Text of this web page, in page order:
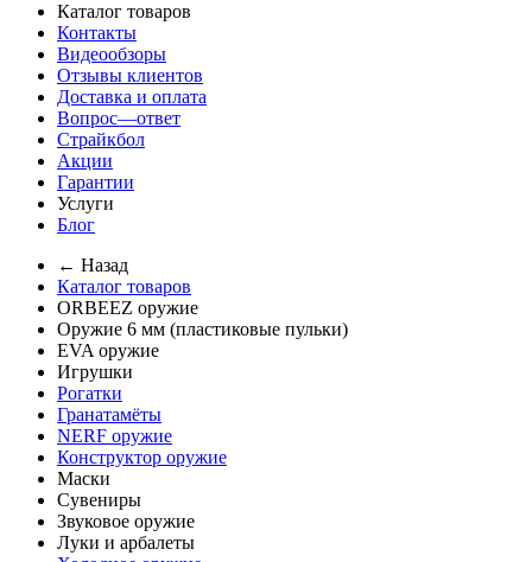
Каталог товаров
Контакты
Видеообзоры
Отзывы клиентов
Доставка и оплата
Вопрос—ответ
Страйкбол
Акции
Гарантии
Услуги
Блог
← Назад
Каталог товаров
ORBEEZ оружие
Оружие 6 мм (пластиковые пульки)
EVA оружие
Игрушки
Рогатки
Гранатамёты
NERF оружие
Конструктор оружие
Маски
Сувениры
Звуковое оружие
Луки и арбалеты